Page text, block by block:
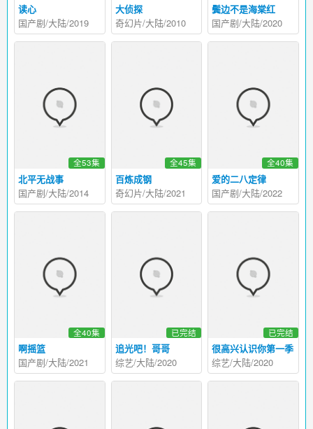
读心
国产剧/大陆/2019
大侦探
奇幻片/大陆/2010
鬓边不是海棠红
国产剧/大陆/2020
北平无战事
全53集
国产剧/大陆/2014
百炼成钢
全45集
奇幻片/大陆/2021
爱的二八定律
全40集
国产剧/大陆/2022
啊摇篮
全40集
国产剧/大陆/2021
追光吧！哥哥
已完结
综艺/大陆/2020
很高兴认识你第一季
已完结
综艺/大陆/2020